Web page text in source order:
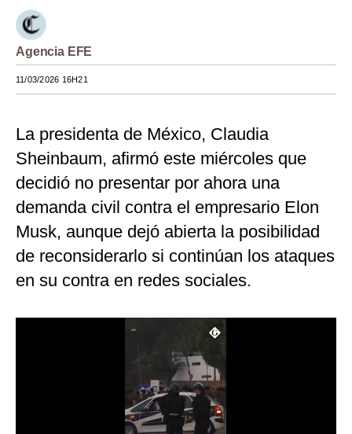
Estilos
Mundo
España
Internacional
Tecnología
Mix
Agencia EFE
11/03/2026 16H21
La presidenta de México, Claudia
Sheinbaum, afirmó este miércoles que
decidió no presentar por ahora una
demanda civil contra el empresario Elon
Musk, aunque dejó abierta la posibilidad
de reconsiderarlo si continúan los ataques
en su contra en redes sociales.